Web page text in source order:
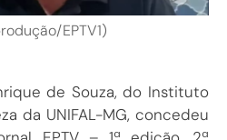
EPTV1)
de Souza, do Instituto
da UNIFAL-MG, concedeu